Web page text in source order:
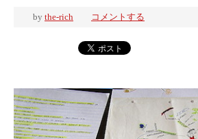
by the-rich コメントする